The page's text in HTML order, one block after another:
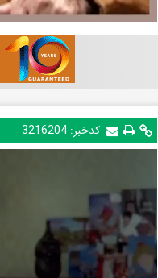
کدخبر:3216204